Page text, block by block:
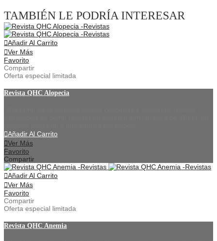
TAMBIÉN LE PODRÍA INTERESAR
Añadir Al Carrito
Ver Más
Favorito
Compartir
Oferta especial limitada
Revista QHC Alopecia
Añadir Al Carrito
Ver Más
Favorito
Compartir
Añadir Al Carrito
Ver Más
Favorito
Compartir
Oferta especial limitada
Revista QHC Anemia